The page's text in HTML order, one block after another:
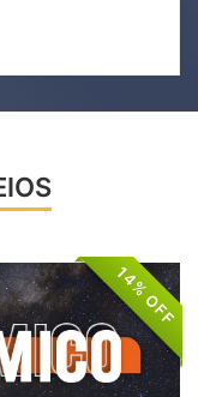
único no
Valle de la
e as
14% OFF